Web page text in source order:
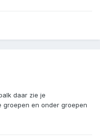
daar zie je
groepen en onder groepen